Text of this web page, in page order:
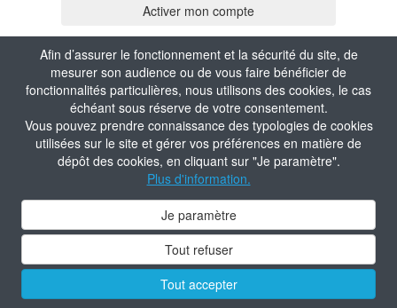
Afin d’assurer le fonctionnement et la sécurité du site, de
mesurer son audience ou de vous faire bénéficier de
fonctionnalités particulières, nous utilisons des cookies, le cas
échéant sous réserve de votre consentement.
Vous pouvez prendre connaissance des typologies de cookies
utilisées sur le site et gérer vos préférences en matière de
dépôt des cookies, en cliquant sur "Je paramètre".
Plus d'information.
Je paramètre
Tout refuser
Tout accepter